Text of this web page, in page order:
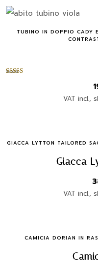
TUBINO IN DOPPIO CADY
VAT incl.,
GIACCA LYTTON TAILORED
Giacca
VAT incl.,
CAMICIA DORIAN IN